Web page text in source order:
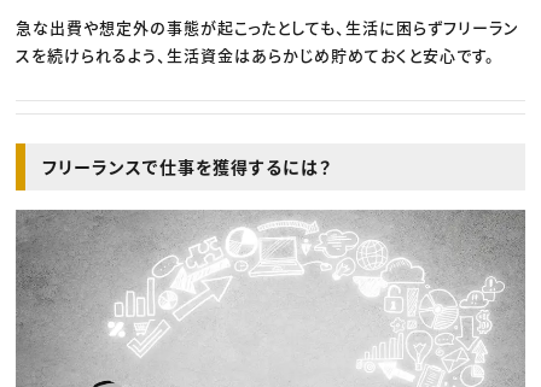
急な出費や想定外の事態が起こったとしても、生活に困らずフリーラン
スを続けられるよう、生活資金はあらかじめ貯めておくと安心です。
フリーランスで仕事を獲得するには？